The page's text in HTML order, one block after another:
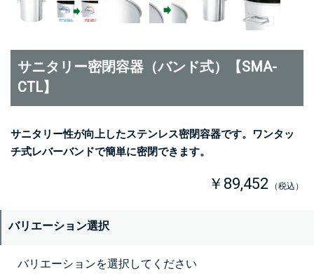
サニタリー密閉容器（バンド式）【SMA-
CTL】
サニタリー性が向上したステンレス密閉容器です。ワンタッ
チ式レバーバンドで簡単に密閉できます。
￥89,452 （税込）
バリエーション選択
バリエーションを選択してください